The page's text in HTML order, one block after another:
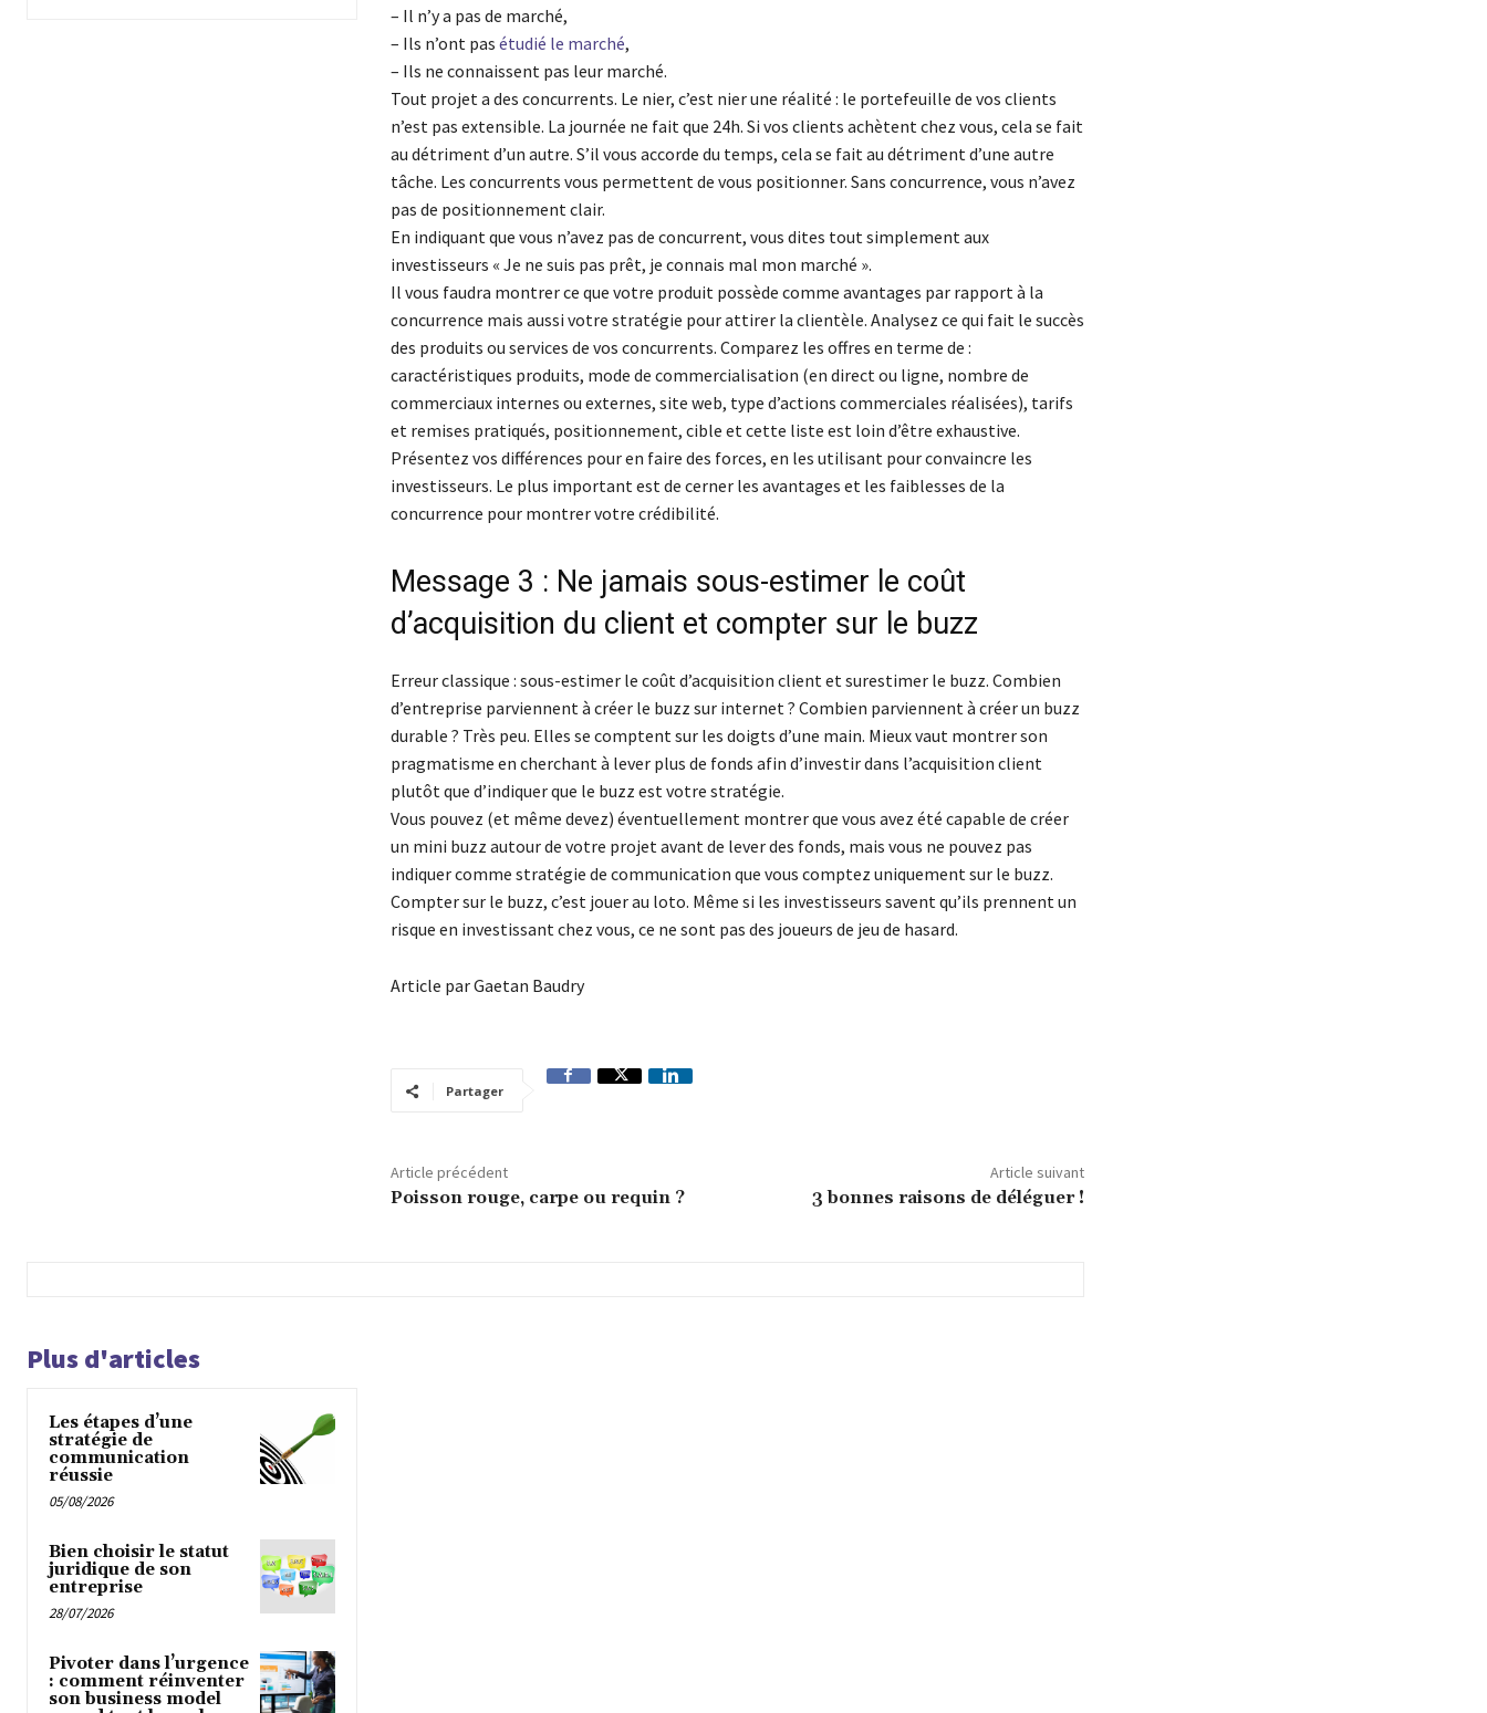
– Il n’y a pas de marché,
– Ils n’ont pas étudié le marché,
– Ils ne connaissent pas leur marché.
Tout projet a des concurrents. Le nier, c’est nier une réalité : le portefeuille de vos clients
n’est pas extensible. La journée ne fait que 24h. Si vos clients achètent chez vous, cela se fait
au détriment d’un autre. S’il vous accorde du temps, cela se fait au détriment d’une autre
tâche. Les concurrents vous permettent de vous positionner. Sans concurrence, vous n’avez
pas de positionnement clair.
En indiquant que vous n’avez pas de concurrent, vous dites tout simplement aux
investisseurs « Je ne suis pas prêt, je connais mal mon marché ».
Il vous faudra montrer ce que votre produit possède comme avantages par rapport à la
concurrence mais aussi votre stratégie pour attirer la clientèle. Analysez ce qui fait le succès
des produits ou services de vos concurrents. Comparez les offres en terme de :
caractéristiques produits, mode de commercialisation (en direct ou ligne, nombre de
commerciaux internes ou externes, site web, type d’actions commerciales réalisées), tarifs
et remises pratiqués, positionnement, cible et cette liste est loin d’être exhaustive.
Présentez vos différences pour en faire des forces, en les utilisant pour convaincre les
investisseurs. Le plus important est de cerner les avantages et les faiblesses de la
concurrence pour montrer votre crédibilité.
Message 3 : Ne jamais sous-estimer le coût
d’acquisition du client et compter sur le buzz
Erreur classique : sous-estimer le coût d’acquisition client et surestimer le buzz. Combien
d’entreprise parviennent à créer le buzz sur internet ? Combien parviennent à créer un buzz
durable ? Très peu. Elles se comptent sur les doigts d’une main. Mieux vaut montrer son
pragmatisme en cherchant à lever plus de fonds afin d’investir dans l’acquisition client
plutôt que d’indiquer que le buzz est votre stratégie.
Vous pouvez (et même devez) éventuellement montrer que vous avez été capable de créer
un mini buzz autour de votre projet avant de lever des fonds, mais vous ne pouvez pas
indiquer comme stratégie de communication que vous comptez uniquement sur le buzz.
Compter sur le buzz, c’est jouer au loto. Même si les investisseurs savent qu’ils prennent un
risque en investissant chez vous, ce ne sont pas des joueurs de jeu de hasard.
Article par Gaetan Baudry
Partager
Article précédent
Poisson rouge, carpe ou requin ?
Article suivant
3 bonnes raisons de déléguer !
Plus d'articles
Les étapes d’une
stratégie de
communication
réussie
05/08/2026
Bien choisir le statut
juridique de son
entreprise
28/07/2026
Pivoter dans l’urgence
: comment réinventer
son business model